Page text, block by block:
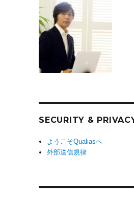
SECURITY &
ようこそQualiasへ
外部送信規律